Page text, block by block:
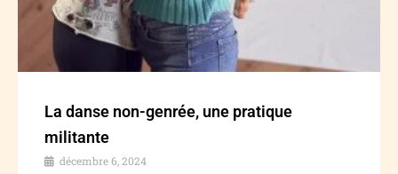
La danse non-genrée, une pratique
militante
décembre 6, 2024